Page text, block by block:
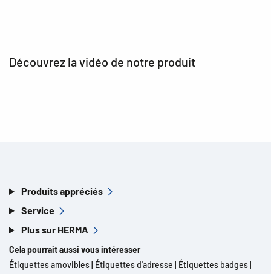
Découvrez la vidéo de notre produit
Produits appréciés
Service
Plus sur HERMA
Cela pourrait aussi vous intéresser
Étiquettes amovibles Étiquettes d'adresse Étiquettes badges